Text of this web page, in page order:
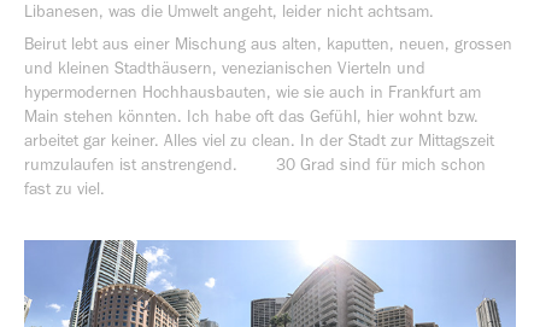
Libanesen, was die Umwelt angeht, leider nicht achtsam.
Beirut lebt aus einer Mischung aus alten, kaputten, neuen, grossen
und kleinen Stadthäusern, venezianischen Vierteln und
hypermodernen Hochhausbauten, wie sie auch in Frankfurt am
Main stehen könnten. Ich habe oft das Gefühl, hier wohnt bzw.
arbeitet gar keiner. Alles viel zu clean. In der Stadt zur Mittagszeit
rumzulaufen ist anstrengend. 30 Grad sind für mich schon
fast zu viel.